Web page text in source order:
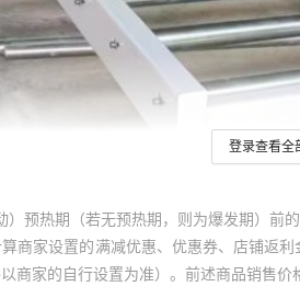
登录查看全
）预热期（若无预热期，则为爆发期）
商家设置的满减优惠、优惠券、店铺
家的自行设置为准）。前述商品销售